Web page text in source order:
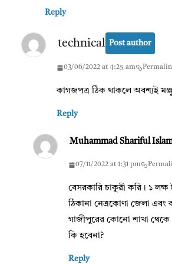
Reply
technical Post author
03/06/2022 at 4:25 am
কাগজপত্র ঠিক থাকলে অবশ্যই
Reply
Muhammad Shariful
07/11/2022 at 1:31 pm
বেসরকারি চাকুরী করি। ১ লক্ষ
ঠিকানা নেত্রকোণা জেলা এবং
গাজীপুরের কোনো শাখা থেকে
কি হবেনা?
Reply